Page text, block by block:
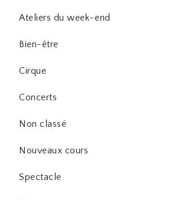
Ateliers du week-end
Bien-être
Cirque
Concerts
Non classé
Nouveaux cours
Spectacle